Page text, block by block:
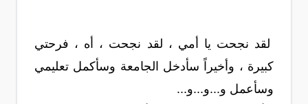
لقد نجحت يا أمي ، لقد نجحت ، أه ، فرحتي
كبيرة ، وأخيراً سأدخل الجامعة وسأكمل تعليمي
وسأعمل و...و...و...